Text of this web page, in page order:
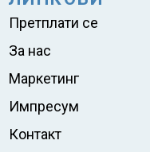
Претплати се
За нас
Маркетинг
Импресум
Контакт